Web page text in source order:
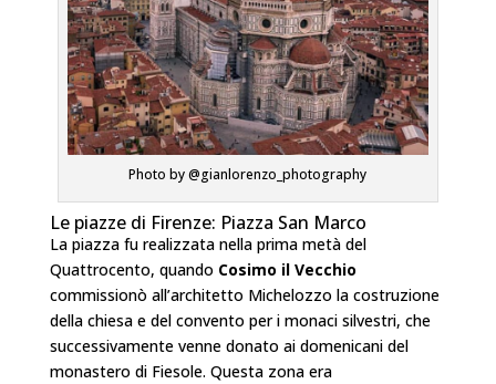
Photo by @gianlorenzo_photography
Le piazze di Firenze: Piazza San Marco
La piazza fu realizzata nella prima metà del
Quattrocento, quando Cosimo il Vecchio
commissionò all’architetto Michelozzo la costruzione
della chiesa e del convento per i monaci silvestri, che
successivamente venne donato ai domenicani del
monastero di Fiesole. Questa zona era